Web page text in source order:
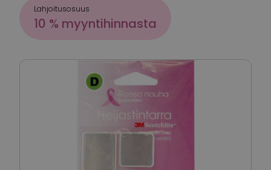
Lahjoitusosuus
10 % myyntihinnasta